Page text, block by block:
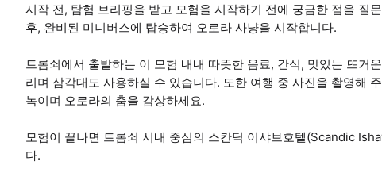
시작 전, 탐험 브리핑을 받고 모험을 시작하기 전에 궁금한 점을 질
후, 완비된 미니버스에 탑승하여 오로라 사냥을 시작합니다.
트롬쇠에서 출발하는 이 모험 내내 따뜻한 음료, 간식, 맛있는 뜨거
리며 삼각대도 사용하실 수 있습니다. 또한 여행 중 사진을 촬영해
녹이며 오로라의 춤을 감상하세요.
모험이 끝나면 트롬쇠 시내 중심의 스칸딕 이샤브호텔(Scandic
다.